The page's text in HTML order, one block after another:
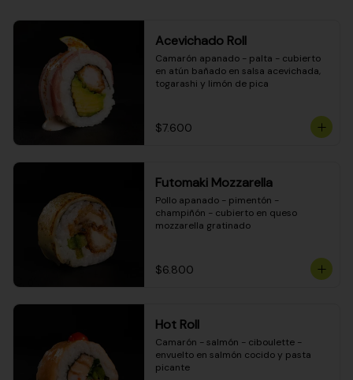
Acevichado Roll
Camarón apanado - palta - cubierto
en atún bañado en salsa acevichada,
togarashi y limón de pica
$7.600
Futomaki Mozzarella
Pollo apanado - pimentón -
champiñón - cubierto en queso
mozzarella gratinado
$6.800
Hot Roll
Camarón - salmón - ciboulette -
envuelto en salmón cocido y pasta
picante